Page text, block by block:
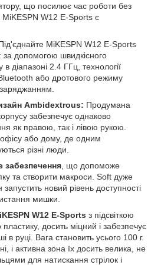
що посилює час роботи без
W12 E-Sports є
MiKESPN W12 E-Sports
допомогою швидкісного
діапазоні 2.4 ГГц, технології
або дротового режиму
Ambidextrous: Продумана
забезпечує однаково
як правою, так і лівою рукою.
або дому, де одним
різні люди.
забезпечення , що допоможе
та створити макроси. Soft дуже
запустить новий рівень доступності
мишки.
W12 E-Sports з підсвіткою
пластику, досить міцний і забезпечує
в руці. Вага становить усього 100 г.
і активна зона їх досить велика, не
для натискання стрілок і